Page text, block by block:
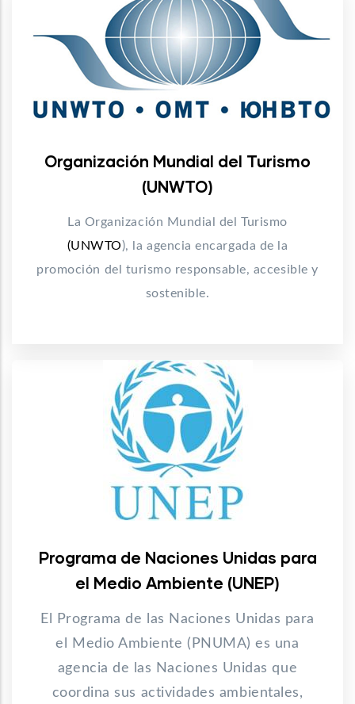
Organización Mundial del Turismo
(UNWTO)
La Organización Mundial del Turismo
(UNWTO), la agencia encargada de la
promoción del turismo responsable, accesible y
sostenible.
Programa de Naciones Unidas para
el Medio Ambiente (UNEP)
El Programa de las Naciones Unidas para
el Medio Ambiente (PNUMA) es una
agencia de las Naciones Unidas que
coordina sus actividades ambientales,